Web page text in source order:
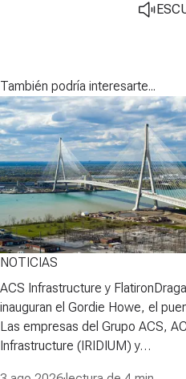
También podría interesarte...
NOTICIAS
ACS Infrastructure y
inauguran el Gordie Howe, el
atirantado más largo de
Las empresas del Grupo ACS,
Infrastructure (IRIDIUM) y